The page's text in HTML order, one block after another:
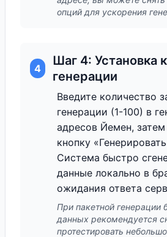
опций для ускорения
4
Шаг 4: Установка
генерации
Введите количество
генерации (1-100) в
адресов Йемен,
кнопку
Система быстро
данные локально в
ожидания ответа
При пакетной генерации
данных рекомендуется
протестировать